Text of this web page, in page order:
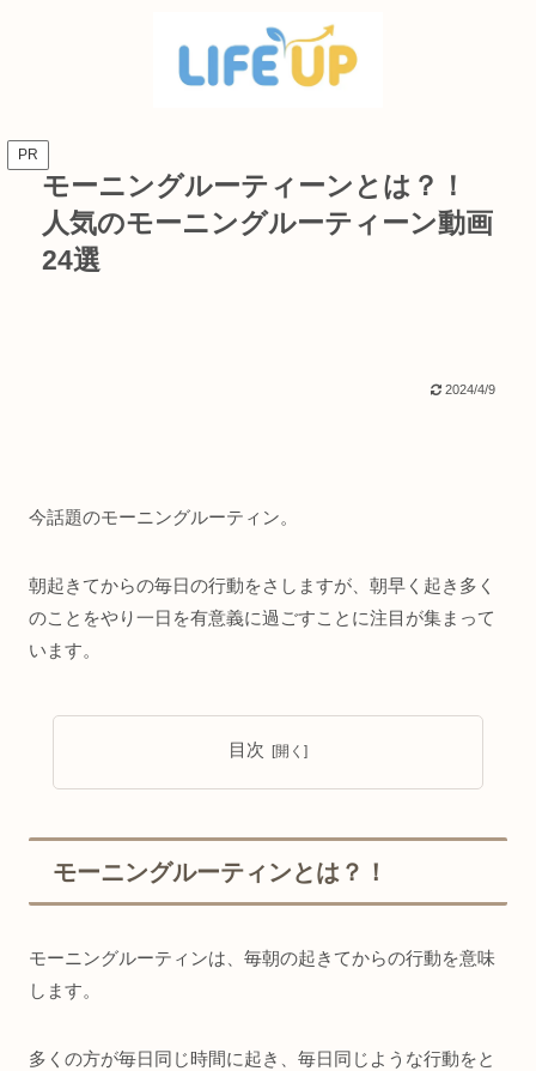
PR
モーニングルーティーンとは？！
人気のモーニングルーティーン動画
24選
2024/4/9
今話題のモーニングルーティン。
朝起きてからの毎日の行動をさしますが、朝早く起き多く
のことをやり一日を有意義に過ごすことに注目が集まって
います。
目次
モーニングルーティンとは？！
モーニングルーティンは、毎朝の起きてからの行動を意味
します。
多くの方が毎日同じ時間に起き、毎日同じような行動をと